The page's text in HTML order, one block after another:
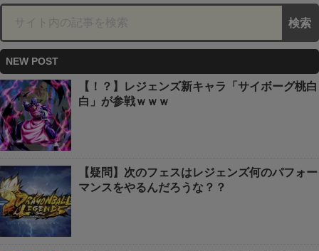
NEW POST
【！？】レジェンズ新キャラ「サイボーグ桃白
白」が参戦ｗｗｗ
【疑問】次のフェスはレジェンズ何のパフォー
マンスをやるんだろうな？？